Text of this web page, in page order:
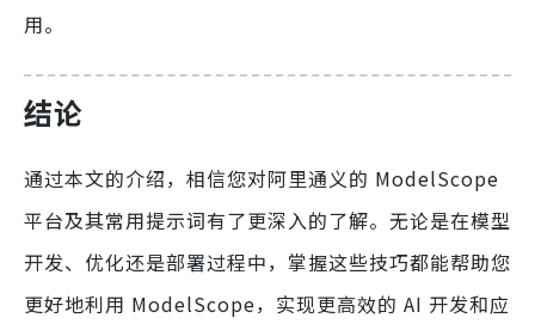
用。
结论
通过本文的介绍，相信您对阿里通义的 ModelScope
平台及其常用提示词有了更深入的了解。无论是在模型
开发、优化还是部署过程中，掌握这些技巧都能帮助您
更好地利用 ModelScope，实现更高效的 AI 开发和应